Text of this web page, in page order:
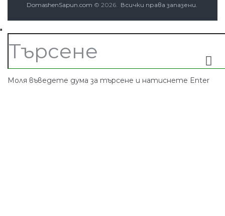
DomashenSapun.com © 2026. Всички права запазени.
Моля въведете дума за търсене и натиснете Enter